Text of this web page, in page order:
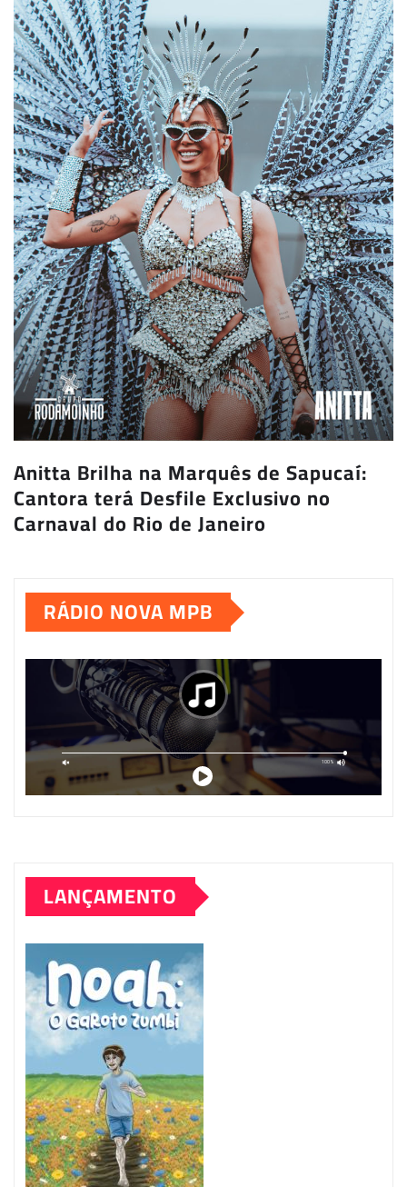
Anitta Brilha na Marquês de Sapucaí:
Cantora terá Desfile Exclusivo no
Carnaval do Rio de Janeiro
RÁDIO NOVA MPB
LANÇAMENTO